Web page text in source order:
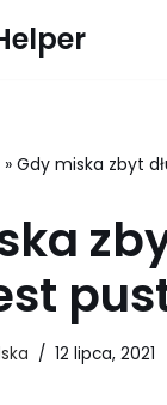
» Gdy miska zbyt
12 lipca, 2021